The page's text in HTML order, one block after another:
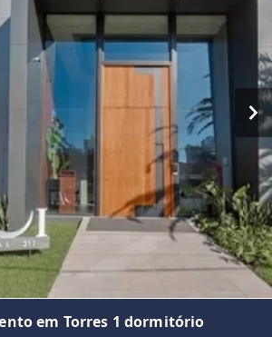
em Torres 1 dormitório